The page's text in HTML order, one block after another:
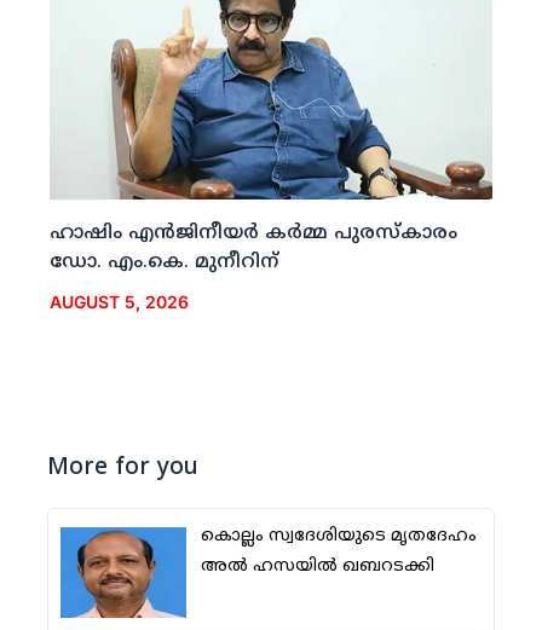
ഹാഷിം എന്‍ജിനീയര്‍ കര്‍മ്മ പുരസ്‌കാരം
ഡോ. എം.കെ. മുനീറിന്
AUGUST 5, 2026
More for you
കൊല്ലം സ്വദേശിയുടെ മൃതദേഹം
അല്‍ ഹസയില്‍ ഖബറടക്കി